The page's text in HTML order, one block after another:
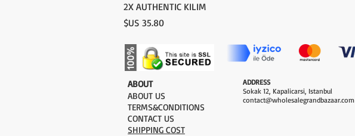
2X AUTHENTIC KILIM
السعر
​ABOUT
ABOUT US
TERMS&CONDITIONS
CONTACT US
SHIPPING COST
ADDRESS
Sokak 12, Kapalicarsi, Istanbul
contact@wholesalegrandbazaar.com